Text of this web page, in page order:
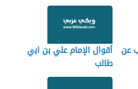
عن أقوال الإمام علي بن ابي
طالب